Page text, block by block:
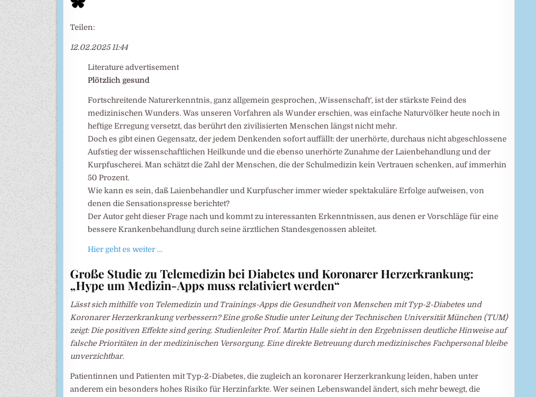
Teilen:
12.02.2025 11:44
Literature advertisement
Plötzlich gesund
Fortschreitende Naturerkenntnis, ganz allgemein gesprochen, ‚Wissenschaft‘, ist der stärkste Feind des
medizinischen Wunders. Was unseren Vorfahren als Wunder erschien, was einfache Naturvölker heute noch in
heftige Erregung versetzt, das berührt den zivilisierten Menschen längst nicht mehr.
Doch es gibt einen Gegensatz, der jedem Denkenden sofort auffällt: der unerhörte, durchaus nicht abgeschlossene
Aufstieg der wissenschaftlichen Heilkunde und die ebenso unerhörte Zunahme der Laienbehandlung und der
Kurpfuscherei. Man schätzt die Zahl der Menschen, die der Schulmedizin kein Vertrauen schenken, auf immerhin
50 Prozent.
Wie kann es sein, daß Laienbehandler und Kurpfuscher immer wieder spektakuläre Erfolge aufweisen, von
denen die Sensationspresse berichtet?
Der Autor geht dieser Frage nach und kommt zu interessanten Erkenntnissen, aus denen er Vorschläge für eine
bessere Krankenbehandlung durch seine ärztlichen Standesgenossen ableitet.
Hier geht es weiter …
Große Studie zu Telemedizin bei Diabetes und Koronarer Herzerkrankung:
„Hype um Medizin-Apps muss relativiert werden“
Lässt sich mithilfe von Telemedizin und Trainings-Apps die Gesundheit von Menschen mit Typ-2-Diabetes und
Koronarer Herzerkrankung verbessern? Eine große Studie unter Leitung der Technischen Universität München (TUM)
zeigt: Die positiven Effekte sind gering. Studienleiter Prof. Martin Halle sieht in den Ergebnissen deutliche Hinweise auf
falsche Prioritäten in der medizinischen Versorgung. Eine direkte Betreuung durch medizinisches Fachpersonal bleibe
unverzichtbar.
Patientinnen und Patienten mit Typ-2-Diabetes, die zugleich an koronarer Herzerkrankung leiden, haben unter
anderem ein besonders hohes Risiko für Herzinfarkte. Wer seinen Lebenswandel ändert, sich mehr bewegt, die